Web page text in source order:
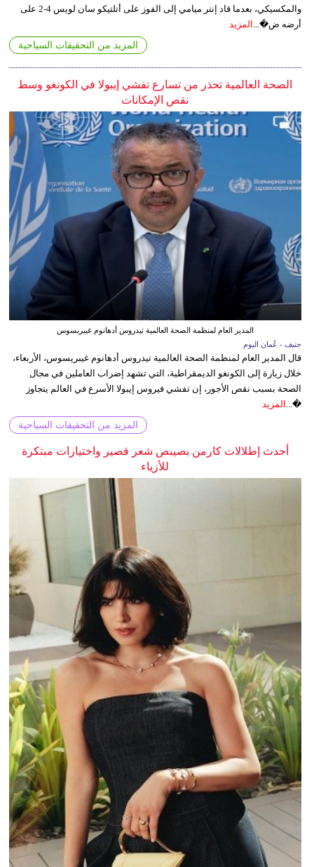
والمكسيكي، بعدما قاد إنتر ميامي إلى الفوز على أتلتيكو سان لويس 4-2 على
أرضه ض�... المزيد
المزيد من التحقيقات السياحية
الصحة العالمية تحذر من تسارع تفشي إيبولا في الكونغو وسط
نقص الإمكانات
المدير العام لمنظمة الصحة العالمية تيدروس أدهانوم غيبريسوس
جنيف - عُمان اليوم
قال المدير العام لمنظمة الصحة العالمية تيدروس أدهانوم غيبريسوس، الأربعاء،
خلال زيارة إلى الكونغو الديمقراطية، التي تشهد إضراب العاملين في مجال
الصحة بسبب نقص الأجور، إن تفشي فيروس إيبولا الأسرع في العالم يتجاوز
�...
المزيد
المزيد من التحقيقات السياحية
أحدث إطلالات كارمن بصيبص شعر قصير واختيارات مبتكرة
للأزياء